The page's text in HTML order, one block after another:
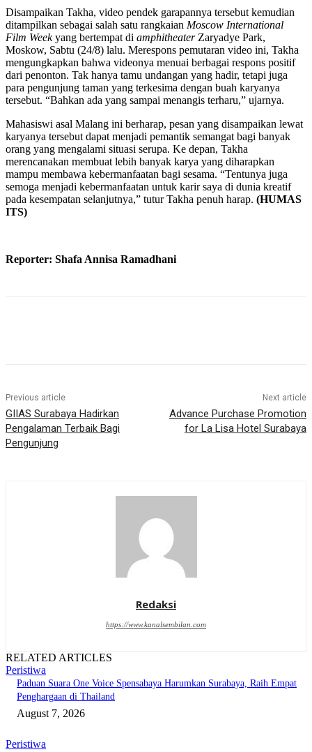
Disampaikan Takha, video pendek garapannya tersebut kemudian
ditampilkan sebagai salah satu rangkaian Moscow International
Film Weekyang bertempat di amphitheaterZaryadye Park,
Moskow, Sabtu (24/8) lalu. Merespons pemutaran video ini, Takha
mengungkapkan bahwa videonya menuai berbagai respons positif
dari penonton. Tak hanya tamu undangan yang hadir, tetapi juga
para pengunjung taman yang terkesima dengan buah karyanya
tersebut. “Bahkan ada yang sampai menangis terharu,” ujarnya.
Mahasiswi asal Malang ini berharap, pesan yang disampaikan lewat
karyanya tersebut dapat menjadi pemantik semangat bagi banyak
orang yang mengalami situasi serupa. Ke depan, Takha
merencanakan membuat lebih banyak karya yang diharapkan
mampu membawa kebermanfaatan bagi sesama. “Tentunya juga
semoga menjadi kebermanfaatan untuk karir saya di dunia kreatif
pada kesempatan selanjutnya,” tutur Takha penuh harap. (HUMAS
ITS)
Reporter: Shafa Annisa Ramadhani
Previous article
GIIAS Surabaya Hadirkan
Pengalaman Terbaik Bagi
Pengunjung
Next article
Advance Purchase Promotion
for La Lisa Hotel Surabaya
Redaksi
https://www.kanalsembilan.com
RELATED ARTICLES
Peristiwa
Paduan Suara One Voice Spensabaya Harumkan Surabaya, Raih Empat
Penghargaan di Thailand
August 7, 2026
Peristiwa